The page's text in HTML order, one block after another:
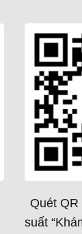
Quét
suất